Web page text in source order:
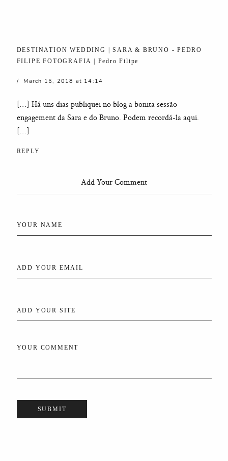
DESTINATION WEDDING | SARA & BRUNO - PEDRO
FILIPE FOTOGRAFIA | Pedro Filipe
March 15, 2018 at 14:14
[…] Há uns dias publiquei no blog a bonita sessão
engagement da Sara e do Bruno. Podem recordá-la aqui.
[…]
REPLY
Add Your Comment
YOUR NAME
ADD YOUR EMAIL
ADD YOUR SITE
YOUR COMMENT